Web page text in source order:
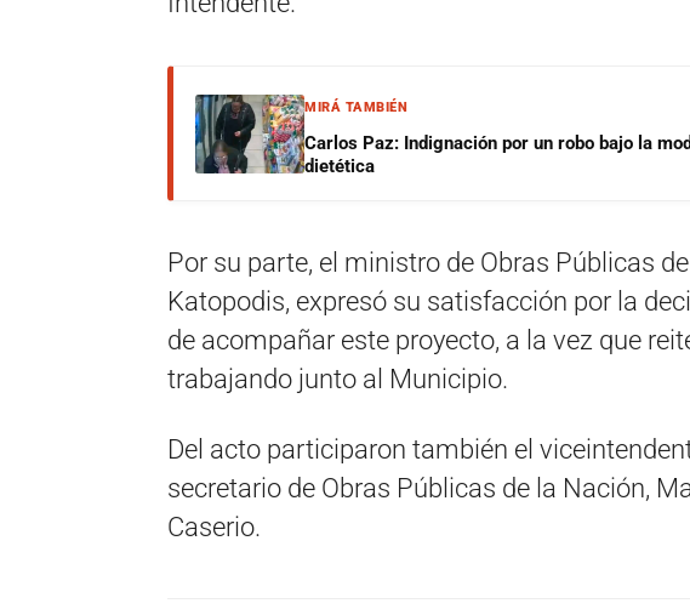
MIRÁ TAMBIÉN
Carlos Paz: Indignación por un robo bajo la
dietética
Por su parte, el ministro de Obras Públicas
Katopodis, expresó su satisfacción por la
de acompañar este proyecto, a la vez que
trabajando junto al Municipio.
Del acto participaron también el
secretario de Obras Públicas de la Nación,
Caserio.